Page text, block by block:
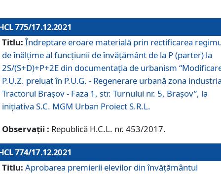
775/17.12.2021
Titlu: Îndreptare eroare materială prin rectificarea
de înălţime al funcţiunii de învăţământ de la P (parter) la
2S/(S+D)+P+2E din documentaţia de urbanism
P.U.Z. preluat în P.U.G. - Regenerare urbană zona
Tractorul Braşov - Faza 1, str. Turnului nr. 5, Braşov”, la
iniţiativa S.C. MGM Urban Proiect S.R.L.
Observații : Republică H.C.L. nr. 453/2017.
774/17.12.2021
Titlu: Aprobarea premierii elevilor din învățământul